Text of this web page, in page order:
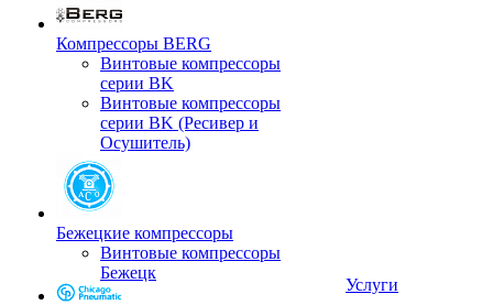
Компрессоры BERG
Винтовые компрессоры
серии BK
Винтовые компрессоры
серии BK (Ресивер и
Осушитель)
Бежецкие компрессоры
Винтовые компрессоры
Бежецк
Услуги